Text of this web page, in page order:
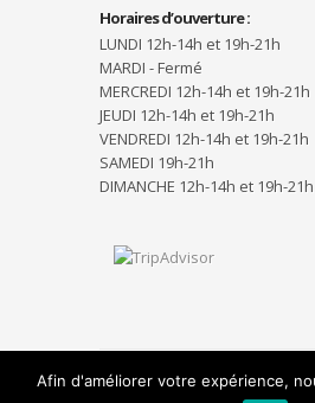
Horaires d’ouverture :
LUNDI 12h-14h et 19h-21h
MARDI - Fermé
MERCREDI 12h-14h et 19h-21h
JEUDI 12h-14h et 19h-21h
VENDREDI 12h-14h et 19h-21h
SAMEDI 19h-21h
DIMANCHE 12h-14h et 19h-21h
Designed byElegant Themes|
Afin d'améliorer votre expérience,